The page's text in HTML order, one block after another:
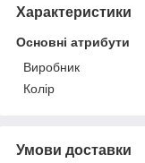
Характеристики
Основні атрибути
Виробник
Колір
Умови доставки